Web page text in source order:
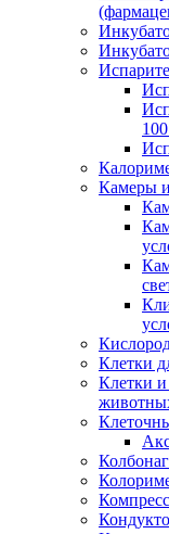
Камеры
Клетки
Клетки и